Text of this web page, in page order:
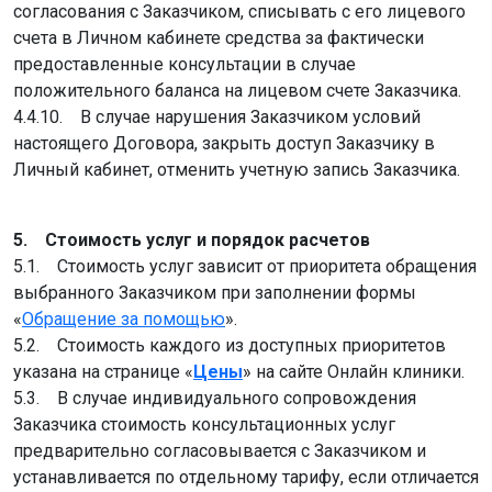
согласования с Заказчиком, списывать с его лицевого
счета в Личном кабинете средства за фактически
предоставленные консультации в случае
положительного баланса на лицевом счете Заказчика.
4.4.10. В случае нарушения Заказчиком условий
настоящего Договора, закрыть доступ Заказчику в
Личный кабинет, отменить учетную запись Заказчика.
5. Стоимость услуг и порядок расчетов
5.1. Стоимость услуг зависит от приоритета обращения
выбранного Заказчиком при заполнении формы
«Обращение за помощью».
5.2. Стоимость каждого из доступных приоритетов
указана на странице «Цены» на сайте Онлайн клиники.
5.3. В случае индивидуального сопровождения
Заказчика стоимость консультационных услуг
предварительно согласовывается с Заказчиком и
устанавливается по отдельному тарифу, если отличается